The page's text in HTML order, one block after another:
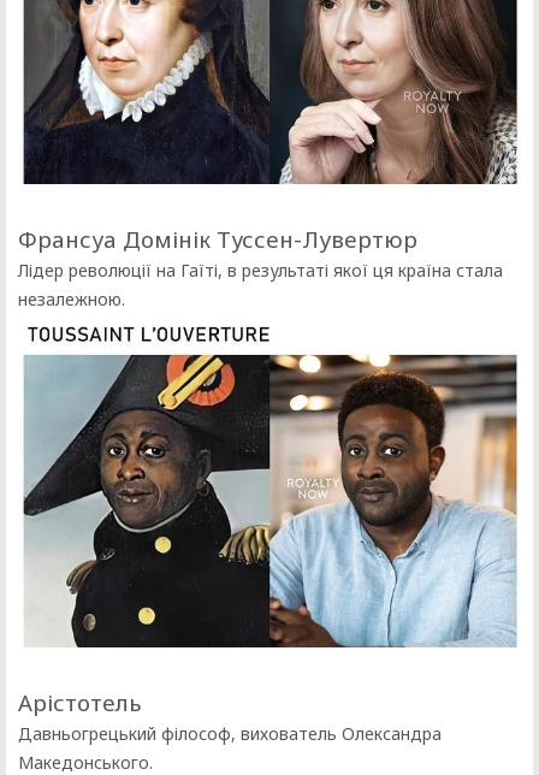
Франсуа Домінік Туссен-Лувертюр
Лідер революції на Гаїті, в результаті якої ця країна стала
незалежною.
Арістотель
Давньогрецький філософ, вихователь Олександра
Македонського.